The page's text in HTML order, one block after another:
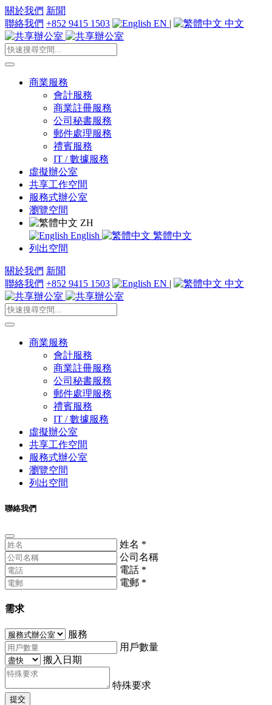
關於我們 新聞
聯絡我們 +852 9415 1503 EN | 中文
商業服務
會計服務
商業註冊服務
公司秘書服務
郵件處理服務
禮賓服務
IT / 數據服務
虛擬辦公室
共享工作空間
服務式辦公室
瀏覽空間
ZH
English
繁體中文
列出空間
關於我們 新聞
聯絡我們 +852 9415 1503 EN | 中文
商業服務
會計服務
商業註冊服務
公司秘書服務
郵件處理服務
禮賓服務
IT / 數據服務
虛擬辦公室
共享工作空間
服務式辦公室
瀏覽空間
列出空間
聯絡我們
姓名 *
公司名稱
電話 *
電郵 *
需求
服務
用戶數量
搬入日期
特殊要求
提交